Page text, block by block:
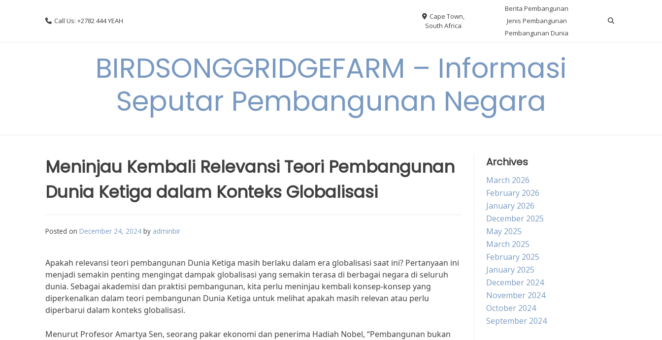
Call Us: +2782 444 YEAH
Cape Town,
South Africa
Berita Pembangunan
Jenis Pembangunan
Pembangunan Dunia
BIRDSONGGRIDGEFARM – Informasi
Seputar Pembangunan Negara
Meninjau Kembali Relevansi Teori Pembangunan
Dunia Ketiga dalam Konteks Globalisasi
Posted on December 24, 2024 by adminbir
Apakah relevansi teori pembangunan Dunia Ketiga masih berlaku dalam era globalisasi saat ini? Pertanyaan ini
menjadi semakin penting mengingat dampak globalisasi yang semakin terasa di berbagai negara di seluruh
dunia. Sebagai akademisi dan praktisi pembangunan, kita perlu meninjau kembali konsep-konsep yang
diperkenalkan dalam teori pembangunan Dunia Ketiga untuk melihat apakah masih relevan atau perlu
diperbarui dalam konteks globalisasi.
Menurut Profesor Amartya Sen, seorang pakar ekonomi dan penerima Hadiah Nobel, “Pembangunan bukan
Archives
March 2026
February 2026
January 2026
December 2025
May 2025
March 2025
February 2025
January 2025
December 2024
November 2024
October 2024
September 2024